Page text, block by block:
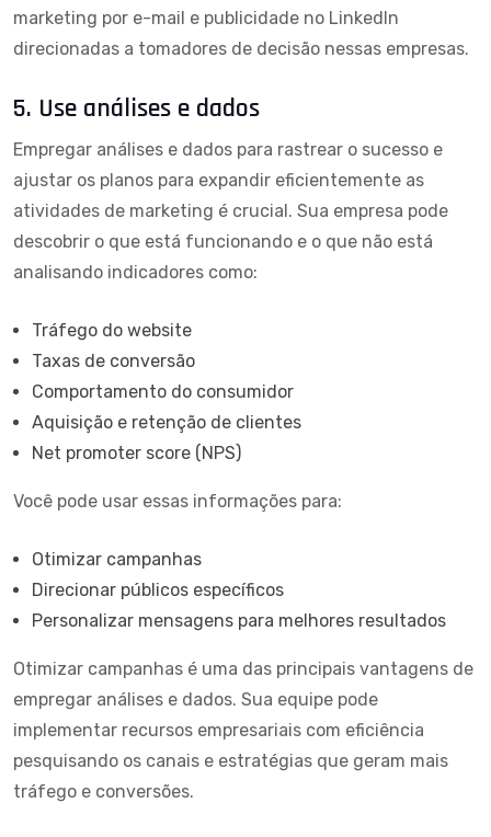
marketing por e-mail e publicidade no LinkedIn
direcionadas a tomadores de decisão nessas empresas.
5. Use análises e dados
Empregar análises e dados para rastrear o sucesso e
ajustar os planos para expandir eficientemente as
atividades de marketing é crucial. Sua empresa pode
descobrir o que está funcionando e o que não está
analisando indicadores como:
Tráfego do website
Taxas de conversão
Comportamento do consumidor
Aquisição e retenção de clientes
Net promoter score (NPS)
Você pode usar essas informações para:
Otimizar campanhas
Direcionar públicos específicos
Personalizar mensagens para melhores resultados
Otimizar campanhas é uma das principais vantagens de
empregar análises e dados. Sua equipe pode
implementar recursos empresariais com eficiência
pesquisando os canais e estratégias que geram mais
tráfego e conversões.